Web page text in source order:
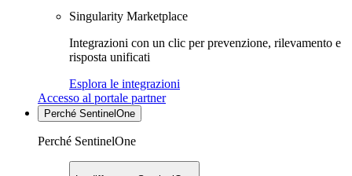
Singularity Marketplace
Integrazioni con un clic per prevenzione, rilevamento e
risposta unificati
Esplora le integrazioni
Accesso al portale partner
Perché SentinelOne
Perché SentinelOne